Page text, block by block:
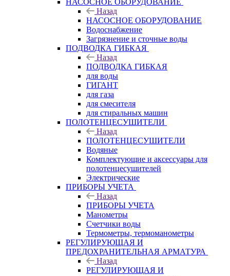
НАСОСНОЕ ОБОРУДОВАНИЕ
Назад
НАСОСНОЕ ОБОРУДОВАНИЕ
Водоснабжение
Загрязнение и сточные воды
ПОДВОДКА ГИБКАЯ
Назад
ПОДВОДКА ГИБКАЯ
для воды
ГИГАНТ
для газа
для смесителя
для стиральных машин
ПОЛОТЕНЦЕСУШИТЕЛИ
Назад
ПОЛОТЕНЦЕСУШИТЕЛИ
Водяные
Комплектующие и аксессуары для
полотенцесушителей
Электрические
ПРИБОРЫ УЧЕТА
Назад
ПРИБОРЫ УЧЕТА
Манометры
Счетчики воды
Термометры, термоманометры
РЕГУЛИРУЮЩАЯ И
ПРЕДОХРАНИТЕЛЬНАЯ АРМАТУРА
Назад
РЕГУЛИРУЮЩАЯ И